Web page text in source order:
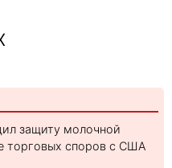
защиту молочной
торговых споров с США